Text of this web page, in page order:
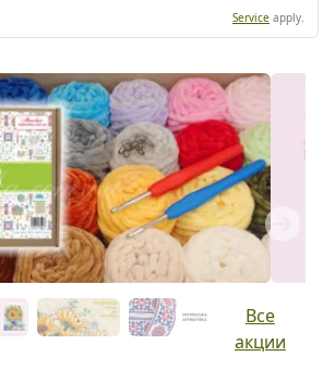
Service apply.
Все
акции